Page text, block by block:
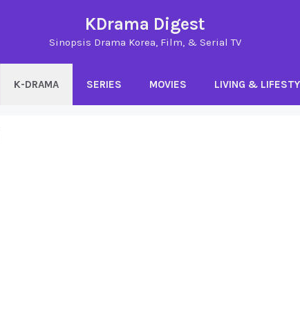
KDrama Digest
Sinopsis Drama Korea, Film, & Serial TV
K-DRAMA SERIES MOVIES LIVING &